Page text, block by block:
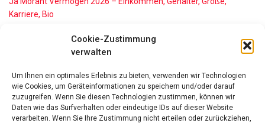
Cookie-Zustimmung
verwalten
Um Ihnen ein optimales Erlebnis zu bieten, verwenden wir Technologien
wie Cookies, um Geräteinformationen zu speichern und/oder darauf
zuzugreifen. Wenn Sie diesen Technologien zustimmen, können wir
Daten wie das Surfverhalten oder eindeutige IDs auf dieser Website
verarbeiten. Wenn Sie Ihre Zustimmung nicht erteilen oder zurückziehen,
Karriere, Bio
Alice Walton Vermögen 2026: So reich ist die Walmart-Erbin
wirklich
11. Juni 2026
Nino de Angelo Vermögen 2026 Wie Reich Ist Er?
9. Juni 2026